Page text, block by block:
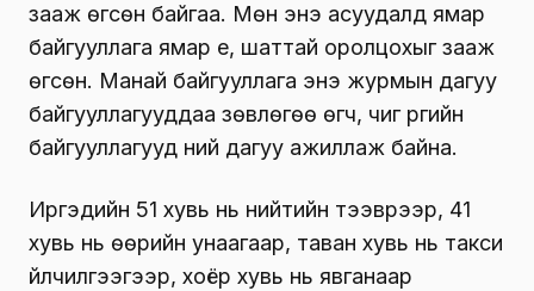
зааж өгсөн байгаа. Мөн энэ асуудалд ямар
байгууллага ямар үе, шаттай оролцохыг зааж
өгсөн. Манай байгууллага энэ журмын дагуу
байгууллагууддаа зөвлөгөө өгч, чиг үүргийн
байгууллагууд үүний дагуу ажиллаж байна.
Иргэдийн 51 хувь нь нийтийн тээврээр, 41
хувь нь өөрийн унаагаар, таван хувь нь такси
үйлчилгээгээр, хоёр хувь нь явганаар